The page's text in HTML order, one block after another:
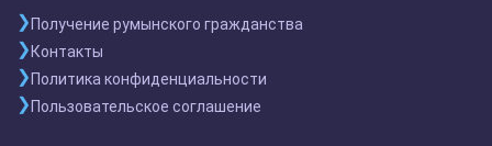
Получение румынского гражданства
Контакты
Политика конфиденциальности
Пользовательское соглашение